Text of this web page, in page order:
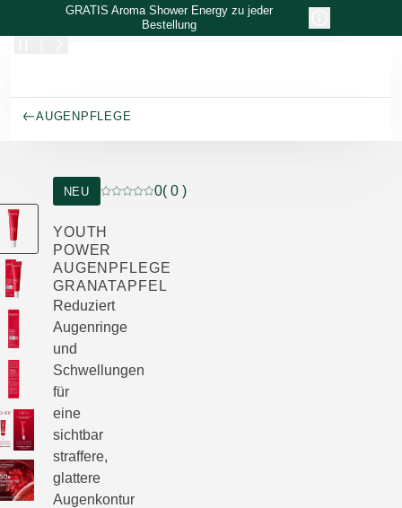
Zum Hauptinhalt wechseln
GRATIS Aroma Shower Energy zu jeder
Bestellung
AUGENPFLEGE
NEU
Aktuelle Bewertung: 0 von 5 Sternen bewertet
0( 0 )
YOUTH
POWER
AUGENPFLEGE
GRANATAPFEL
Reduziert
Augenringe
und
Schwellungen
für
eine
sichtbar
straffere,
glattere
Augenkontur